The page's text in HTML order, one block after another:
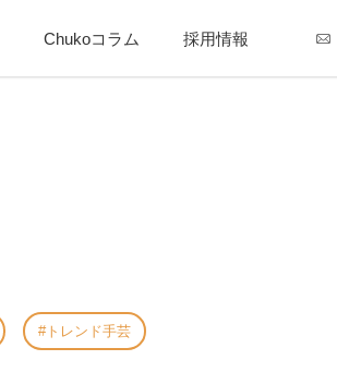
Chukoコラム 採用情報
トレンド手芸